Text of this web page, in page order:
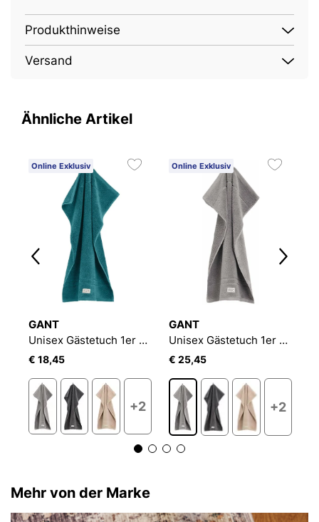
Produkthinweise
Versand
Ähnliche Artikel
Online Exklusiv
GANT
Unisex Gästetuch 1er Pack Premium Towel
€ 18,45
+2
Online Exklusiv
GANT
Unisex Gästetuch 1er Pack Premium Towel
€ 25,45
+2
Mehr von der Marke